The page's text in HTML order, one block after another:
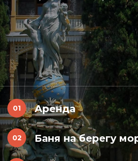
Аренда
Баня на берегу